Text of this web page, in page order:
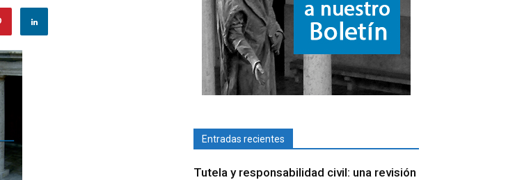
Entradas recientes
Tutela y responsabilidad civil: una revisión